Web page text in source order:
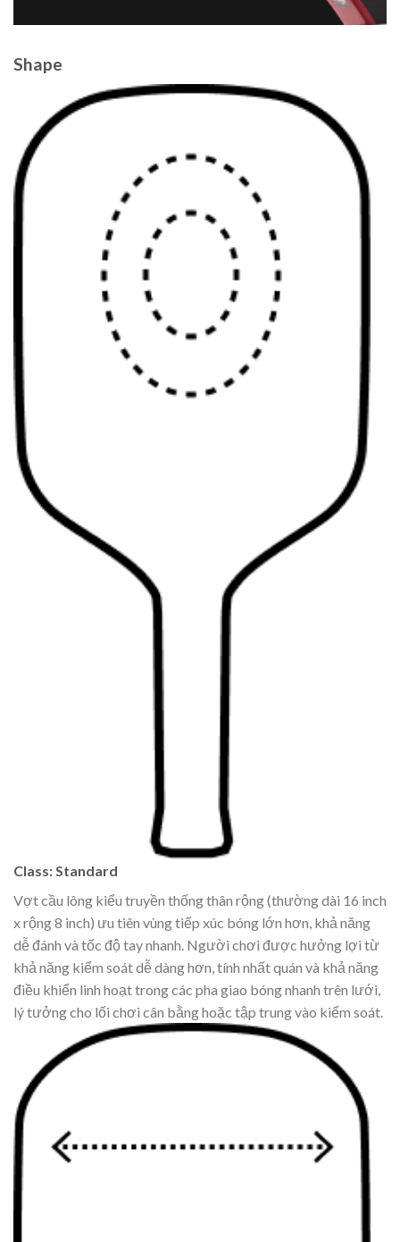
Shape
Class: Standard
Vợt cầu lông kiểu truyền thống thân rộng (thường dài 16 inch
x rộng 8 inch) ưu tiên vùng tiếp xúc bóng lớn hơn, khả năng
dễ đánh và tốc độ tay nhanh. Người chơi được hưởng lợi từ
khả năng kiểm soát dễ dàng hơn, tính nhất quán và khả năng
điều khiển linh hoạt trong các pha giao bóng nhanh trên lưới,
lý tưởng cho lối chơi cân bằng hoặc tập trung vào kiểm soát.